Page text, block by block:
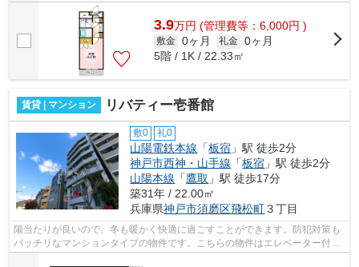
3.9万円 (管理費等：6,000円 )
敷金 0ヶ月 礼金 0ヶ月
5階 / 1K / 22.33㎡
賃貸 | マンション リバティー壱番館
敷0 礼0
山陽電鉄本線 「板宿 」駅 徒歩2分
神戸市西神・山手線 「板宿 」駅 徒歩2分
山陽本線 「鷹取 」駅 徒歩17分
築31年 / 22.00㎡
兵庫県神戸市須磨区飛松町３丁目
陽当たりが良いので、冬も暖かく快適に過ごすことができます。防犯対策も
バッチリなマンションタイプの物件です。こちらの物件はエレベーター付き